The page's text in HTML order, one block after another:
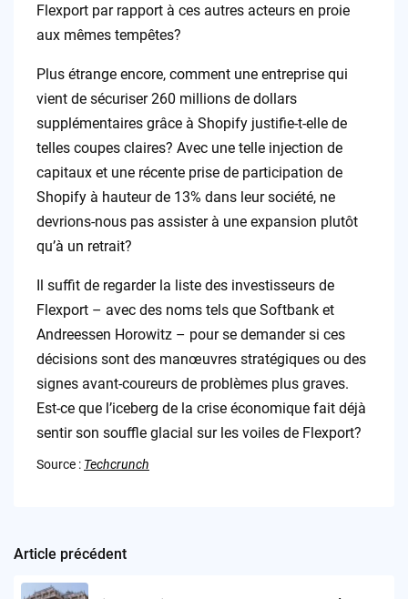
Flexport par rapport à ces autres acteurs en proie
aux mêmes tempêtes?
Plus étrange encore, comment une entreprise qui
vient de sécuriser 260 millions de dollars
supplémentaires grâce à Shopify justifie-t-elle de
telles coupes claires? Avec une telle injection de
capitaux et une récente prise de participation de
Shopify à hauteur de 13% dans leur société, ne
devrions-nous pas assister à une expansion plutôt
qu’à un retrait?
Il suffit de regarder la liste des investisseurs de
Flexport – avec des noms tels que Softbank et
Andreessen Horowitz – pour se demander si ces
décisions sont des manœuvres stratégiques ou des
signes avant-coureurs de problèmes plus graves.
Est-ce que l’iceberg de la crise économique fait déjà
sentir son souffle glacial sur les voiles de Flexport?
Source : Techcrunch
Post
navigation
Article précédent